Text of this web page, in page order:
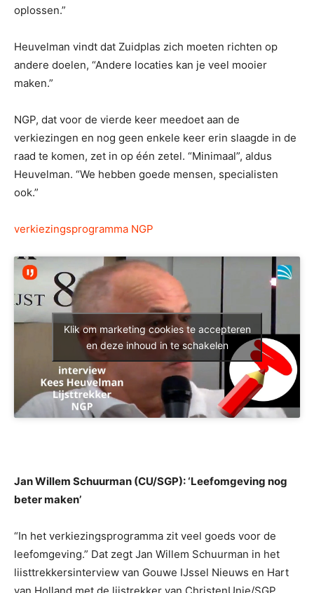
oplossen.”
Heuvelman vindt dat Zuidplas zich moeten richten op
andere doelen, “Andere locaties kan je veel mooier
maken.”
NGP, dat voor de vierde keer meedoet aan de
verkiezingen en nog geen enkele keer erin slaagde in de
raad te komen, zet in op één zetel. “Minimaal”, aldus
Heuvelman. “We hebben goede mensen, specialisten
ook.”
verkiezingsprogramma NGP
Klik om marketing cookies te accepteren
en deze inhoud in te schakelen
Jan Willem Schuurman (CU/SGP): ‘Leefomgeving nog
beter maken’
“In het verkiezingsprogramma zit veel goeds voor de
leefomgeving.” Dat zegt Jan Willem Schuurman in het
liisttrekkersinterview van Gouwe IJssel Nieuws en Hart